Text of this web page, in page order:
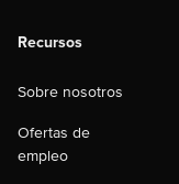
Recursos
Sobre nosotros
Ofertas de
empleo